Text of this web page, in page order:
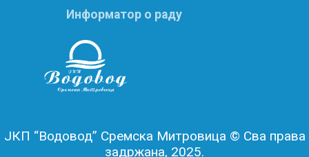
Информатор о раду
ЈКП “Водовод” Сремска Митровица © Сва права
задржана, 2025.